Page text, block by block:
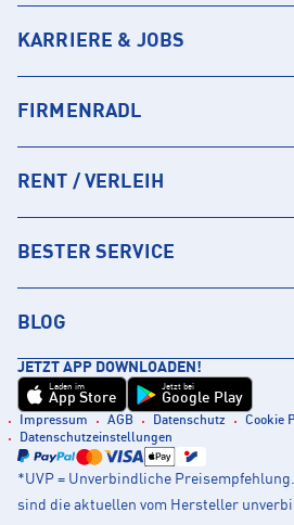
KARRIERE & JOBS
FIRMENRADL
RENT / VERLEIH
BESTER SERVICE
BLOG
JETZT APP DOWNLOADEN!
Laden im
App Store
Jetzt bei
Google Play
Impressum AGB Datenschutz
Cookie
Datenschutzeinstellungen
*UVP = Unverbindliche
sind die aktuellen vom Hersteller